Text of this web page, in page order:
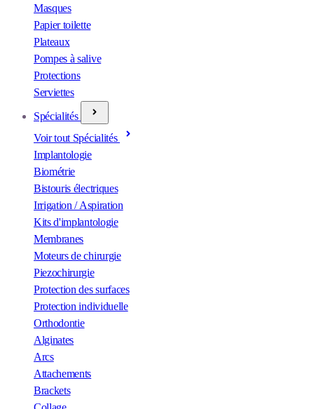
Masques
Papier toilette
Plateaux
Pompes à salive
Protections
Serviettes
Spécialités
Voir tout Spécialités
Implantologie
Biométrie
Bistouris électriques
Irrigation / Aspiration
Kits d'implantologie
Membranes
Moteurs de chirurgie
Piezochirurgie
Protection des surfaces
Protection individuelle
Orthodontie
Alginates
Arcs
Attachements
Brackets